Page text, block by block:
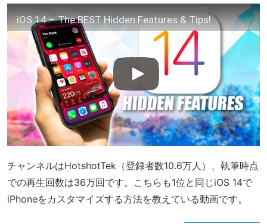
iOS 14 – The BEST Hidden Features & Tips!
チャンネルはHotshotTek（登録者数10.6万人）、執筆時点
での再生回数は36万回です。こちらも1位と同じiOS 14で
iPhoneをカスタマイズする方法を教えている動画です。